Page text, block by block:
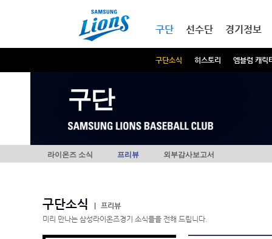
구단
구단소식 히스토리 엠블럼 캐릭
선수단 경기정보
구단
라이온즈 소식 프리뷰 외부감사보고서
구단소식
프리뷰
미리 만나는 삼성라이온즈경기 소식들을 전해 드립니다.